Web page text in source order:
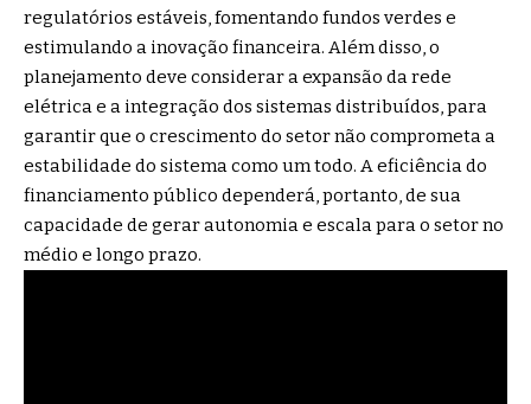
regulatórios estáveis, fomentando fundos verdes e
estimulando a inovação financeira. Além disso, o
planejamento deve considerar a expansão da rede
elétrica e a integração dos sistemas distribuídos, para
garantir que o crescimento do setor não comprometa a
estabilidade do sistema como um todo. A eficiência do
financiamento público dependerá, portanto, de sua
capacidade de gerar autonomia e escala para o setor no
médio e longo prazo.